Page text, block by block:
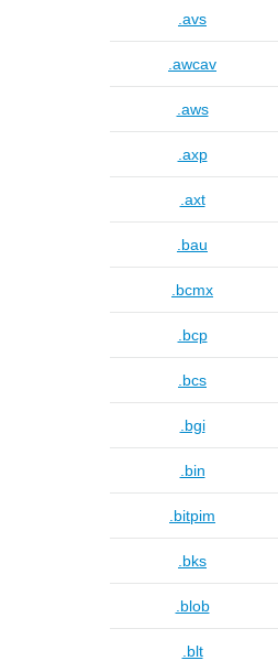
.avs
.awcav
.aws
.axp
.axt
.bau
.bcmx
.bcp
.bcs
.bgi
.bin
.bitpim
.bks
.blob
.blt